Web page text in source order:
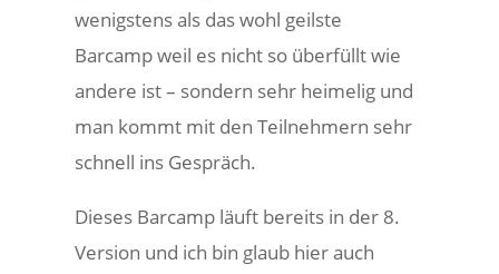
wenigstens als das wohl geilste
Barcamp weil es nicht so überfüllt wie
andere ist – sondern sehr heimelig und
man kommt mit den Teilnehmern sehr
schnell ins Gespräch.
Dieses Barcamp läuft bereits in der 8.
Version und ich bin glaub hier auch